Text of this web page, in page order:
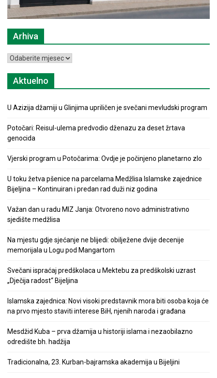
Arhiva
Arhiva
Aktuelno
U Azizija džamiji u Glinjima upriličen je svečani mevludski program
Potočari: Reisul-ulema predvodio dženazu za deset žrtava
genocida
Vjerski program u Potočarima: Ovdje je počinjeno planetarno zlo
U toku žetva pšenice na parcelama Medžlisa Islamske zajednice
Bijeljina – Kontinuiran i predan rad duži niz godina
Važan dan u radu MIZ Janja: Otvoreno novo administrativno
sjedište medžlisa
Na mjestu gdje sjećanje ne blijedi: obilježene dvije decenije
memorijala u Logu pod Mangartom
Svečani ispraćaj predškolaca u Mektebu za predškolski uzrast
„Dječija radost“ Bijeljina
Islamska zajednica: Novi visoki predstavnik mora biti osoba koja će
na prvo mjesto staviti interese BiH, njenih naroda i građana
Mesdžid Kuba – prva džamija u historiji islama i nezaobilazno
odredište bh. hadžija
Tradicionalna, 23. Kurban-bajramska akademija u Bijeljini